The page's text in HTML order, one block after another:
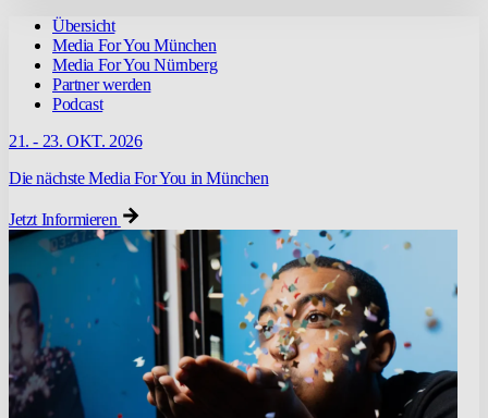
Übersicht
Media For You München
Media For You Nürnberg
Partner werden
Podcast
21. - 23. OKT. 2026
Die nächste Media For You in München
Jetzt Informieren